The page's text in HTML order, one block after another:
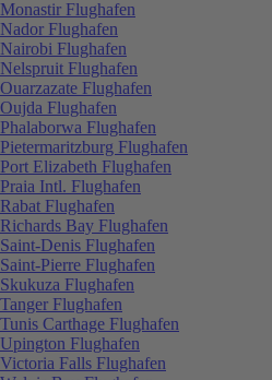
Monastir Flughafen
Nador Flughafen
Nairobi Flughafen
Nelspruit Flughafen
Ouarzazate Flughafen
Oujda Flughafen
Phalaborwa Flughafen
Pietermaritzburg Flughafen
Port Elizabeth Flughafen
Praia Intl. Flughafen
Rabat Flughafen
Richards Bay Flughafen
Saint-Denis Flughafen
Saint-Pierre Flughafen
Skukuza Flughafen
Tanger Flughafen
Tunis Carthage Flughafen
Upington Flughafen
Victoria Falls Flughafen